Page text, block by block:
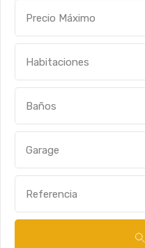
Precio Máximo
Habitaciones
Baños
Garage